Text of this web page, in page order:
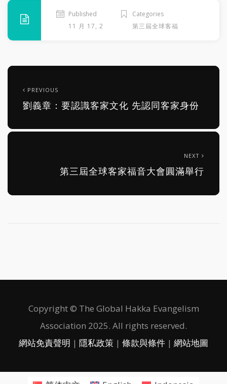
Published
11 月 17, 2013
Categories
第三屆全球客福大會
PREVIOUS
劉義章：要認識客家文化 先認同客家身份
NEXT
第三屆全球客家福音大會圓滿舉行
Copyright © The Global Hakka Evangelism
Association 2025. All rights reserved.
網站免責聲明 | 隱私政策 | 條款與條件 | 網站地圖